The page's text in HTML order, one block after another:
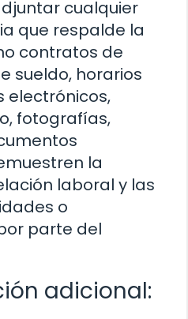
cualquier
que respalde la
contratos de
sueldo, horarios
electrónicos,
fotografías,
la
laboral y las
o
parte del
adicional: